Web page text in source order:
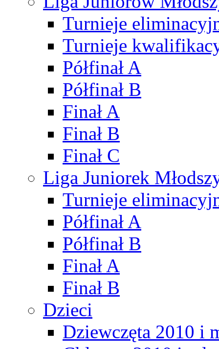
Turnieje
Turnieje
Półfinał A
Półfinał B
Finał A
Finał B
Finał C
Liga Juniorek
Turnieje
Półfinał A
Półfinał B
Finał A
Finał B
Dzieci
Dziewczęta 2010 i